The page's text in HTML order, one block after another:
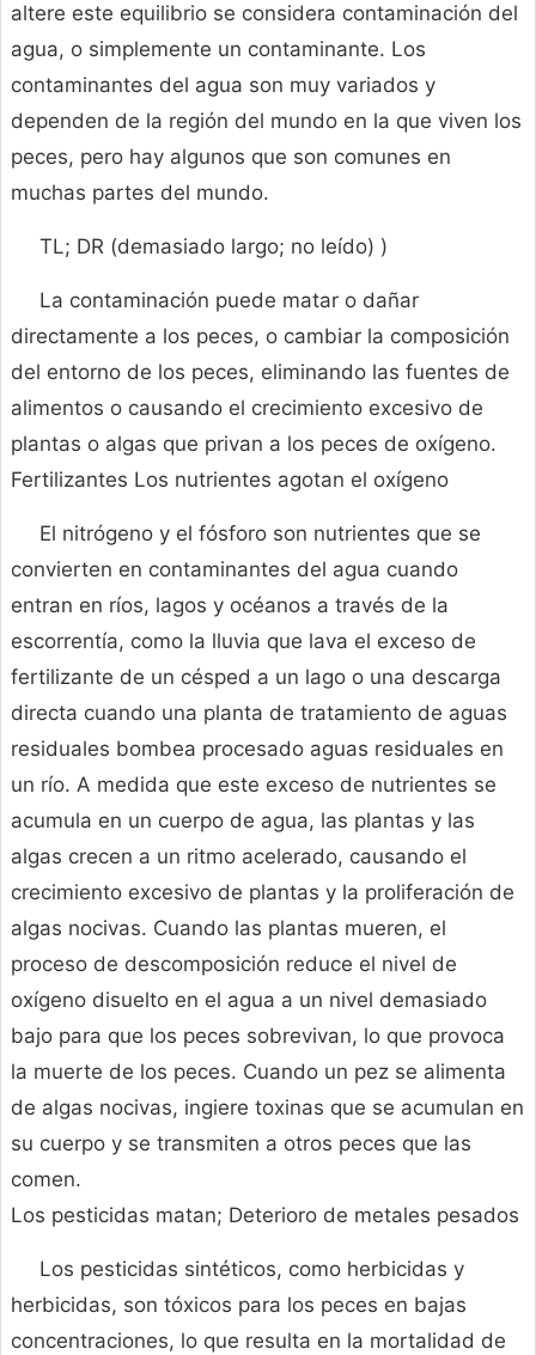
altere este equilibrio se considera contaminación del
agua, o simplemente un contaminante. Los
contaminantes del agua son muy variados y
dependen de la región del mundo en la que viven los
peces, pero hay algunos que son comunes en
muchas partes del mundo.
TL; DR (demasiado largo; no leído) )
La contaminación puede matar o dañar
directamente a los peces, o cambiar la composición
del entorno de los peces, eliminando las fuentes de
alimentos o causando el crecimiento excesivo de
plantas o algas que privan a los peces de oxígeno.
Fertilizantes Los nutrientes agotan el oxígeno
El nitrógeno y el fósforo son nutrientes que se
convierten en contaminantes del agua cuando
entran en ríos, lagos y océanos a través de la
escorrentía, como la lluvia que lava el exceso de
fertilizante de un césped a un lago o una descarga
directa cuando una planta de tratamiento de aguas
residuales bombea procesado aguas residuales en
un río. A medida que este exceso de nutrientes se
acumula en un cuerpo de agua, las plantas y las
algas crecen a un ritmo acelerado, causando el
crecimiento excesivo de plantas y la proliferación de
algas nocivas. Cuando las plantas mueren, el
proceso de descomposición reduce el nivel de
oxígeno disuelto en el agua a un nivel demasiado
bajo para que los peces sobrevivan, lo que provoca
la muerte de los peces. Cuando un pez se alimenta
de algas nocivas, ingiere toxinas que se acumulan en
su cuerpo y se transmiten a otros peces que las
comen.
Los pesticidas matan; Deterioro de metales pesados
Los pesticidas sintéticos, como herbicidas y
herbicidas, son tóxicos para los peces en bajas
concentraciones, lo que resulta en la mortalidad de